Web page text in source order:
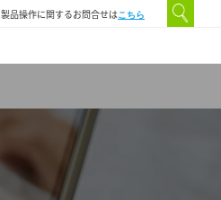
製品操作に関するお問合せは こちら